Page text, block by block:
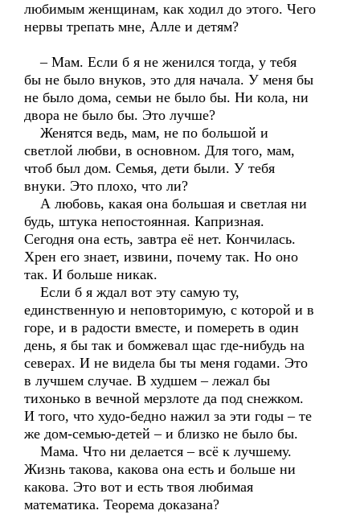
любимым женщинам, как ходил до этого. Чего
нервы трепать мне, Алле и детям?
– Мам. Если б я не женился тогда, у тебя
бы не было внуков, это для начала. У меня бы
не было дома, семьи не было бы. Ни кола, ни
двора не было бы. Это лучше?
Женятся ведь, мам, не по большой и
светлой любви, в основном. Для того, мам,
чтоб был дом. Семья, дети были. У тебя
внуки. Это плохо, что ли?
А любовь, какая она большая и светлая ни
будь, штука непостоянная. Капризная.
Сегодня она есть, завтра её нет. Кончилась.
Хрен его знает, извини, почему так. Но оно
так. И больше никак.
Если б я ждал вот эту самую ту,
единственную и неповторимую, с которой и в
горе, и в радости вместе, и помереть в один
день, я бы так и бомжевал щас где-нибудь на
северах. И не видела бы ты меня годами. Это
в лучшем случае. В худшем – лежал бы
тихонько в вечной мерзлоте да под снежком.
И того, что худо-бедно нажил за эти годы – те
же дом-семью-детей – и близко не было бы.
Мама. Что ни делается – всё к лучшему.
Жизнь такова, какова она есть и больше ни
какова. Это вот и есть твоя любимая
математика. Теорема доказана?